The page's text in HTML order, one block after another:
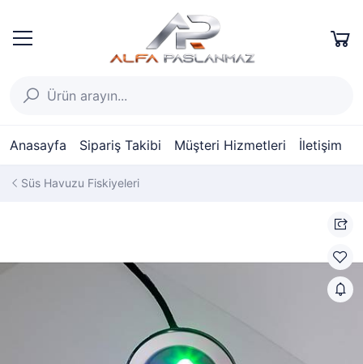
Anasayfa Sipariş Takibi Müşteri Hizmetleri İletişim
Süs Havuzu Fiskiyeleri